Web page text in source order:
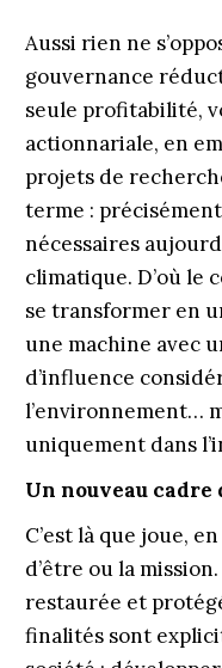
Aussi rien ne
gouvernance
seule profitabilité,
actionnariale, en
projets de
terme :
nécessaires
climatique. D’où le
se transformer en
une machine avec
d’influence
l’environnement…
uniquement dans
Un nouveau
C’est là que joue,
d’être ou la
restaurée et
finalités sont